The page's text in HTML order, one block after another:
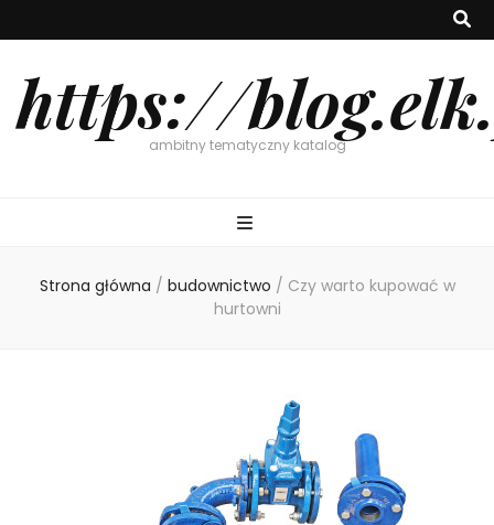
https://ambitny tematyczny katalog
Strona główna / budownictwo / Czy warto kupować w
hurtowni